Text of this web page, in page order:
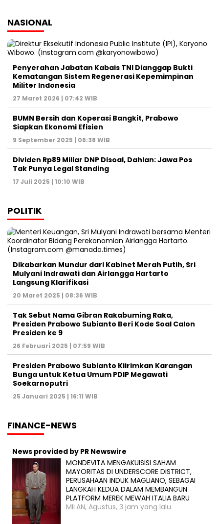
NASIONAL
Penyerahan Jabatan Kabais TNI Dianggap Bukti
Kematangan Sistem Regenerasi Kepemimpinan
Militer Indonesia
27 Maret 2026 | 07:42 WIB
BUMN Bersih dan Koperasi Bangkit, Prabowo
Siapkan Ekonomi Efisien
9 September 2025 | 06:38 WIB
Dividen Rp89 Miliar DNP Disoal, Dahlan: Jawa Pos
Tak Punya Legal Standing
17 Juli 2025 | 10:10 WIB
POLITIK
Dikabarkan Mundur dari Kabinet Merah Putih, Sri
Mulyani Indrawati dan Airlangga Hartarto
Langsung Klarifikasi
20 Maret 2025 | 08:36 WIB
Tak Sebut Nama Gibran Rakabuming Raka,
Presiden Prabowo Subianto Beri Kode Soal Calon
Presiden ke 9
26 Februari 2025 | 07:59 WIB
Presiden Prabowo Subianto Kiirimkan Karangan
Bunga untuk Ketua Umum PDIP Megawati
Soekarnoputri
25 Januari 2025 | 16:11 WIB
FINANCE-NEWS
News provided by PR Newswire
MONDEVITA MENGAKUISISI SAHAM
MAYORITAS DI UNDERSCORE DISTRICT,
PERUSAHAAN INDUK MAGLIANO, SEBAGAI
LANGKAH KEDUA DALAM MEMBANGUN
PLATFORM MEREK MEWAH ITALIA BARU
MILAN, Agustus, 3 jam yang lalu